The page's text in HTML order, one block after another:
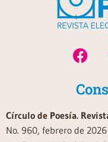
Círculo de Poesía.
No. 960, febrero de